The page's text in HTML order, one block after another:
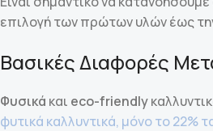
επιλογή των πρώτων υλών έως
Βασικές Διαφορές
Φυσικά και eco-friendly
φυτικά καλλυντικά, μόνο το 22%